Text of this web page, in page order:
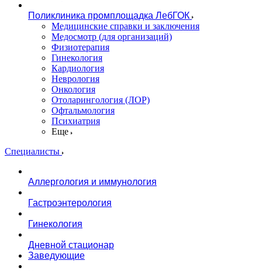
Поликлиника промплощадка ЛебГОК
Медицинские справки и заключения
Медосмотр (для организаций)
Физиотерапия
Гинекология
Кардиология
Неврология
Онкология
Отоларингология (ЛОР)
Офтальмология
Психиатрия
Еще
Специалисты
Аллергология и иммунология
Гастроэнтерология
Гинекология
Дневной стационар
Заведующие